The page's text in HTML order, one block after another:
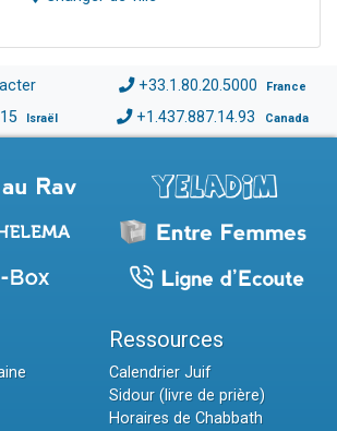
+33.1.80.20.5000 France
Israël +1.437.887.14.93 Canada
Ressources
Calendrier Juif
Sidour (livre de prière)
Horaires de Chabbath